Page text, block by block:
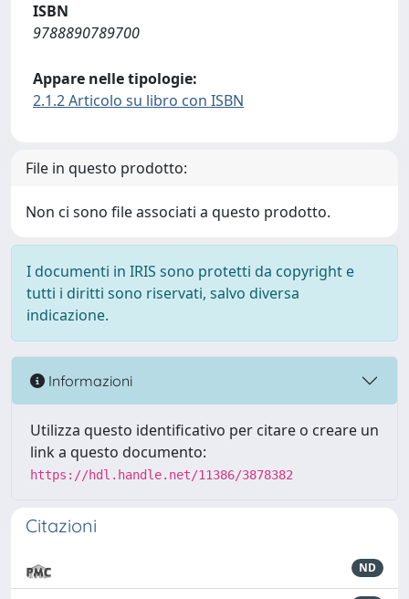
ISBN
9788890789700
Appare nelle tipologie:
2.1.2 Articolo su libro con ISBN
File in questo prodotto:
Non ci sono file associati a questo prodotto.
I documenti in IRIS sono protetti da copyright e
tutti i diritti sono riservati, salvo diversa
indicazione.
Informazioni
Utilizza questo identificativo per citare o creare un
link a questo documento:
https://hdl.handle.net/11386/3878382
Citazioni
ND